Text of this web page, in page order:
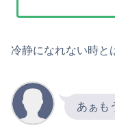
冷静になれない時と
あぁも